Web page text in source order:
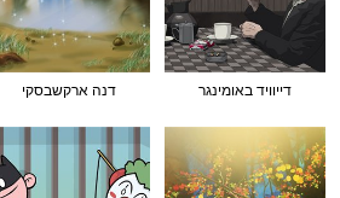
דייוויד באומינגר דנה ארקשבסקי